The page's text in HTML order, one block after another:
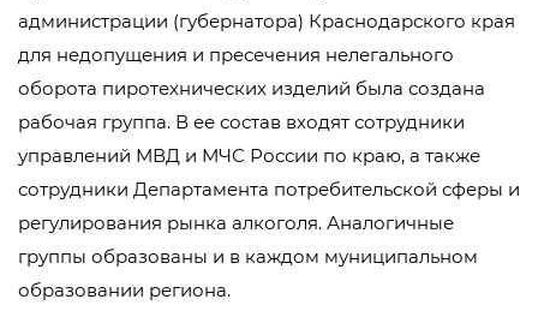
администрации (губернатора) Краснодарского края
для недопущения и пресечения нелегального
оборота пиротехнических изделий была создана
рабочая группа. В ее состав входят сотрудники
управлений МВД и МЧС России по краю, а также
сотрудники Департамента потребительской сферы и
регулирования рынка алкоголя. Аналогичные
группы образованы и в каждом муниципальном
образовании региона.